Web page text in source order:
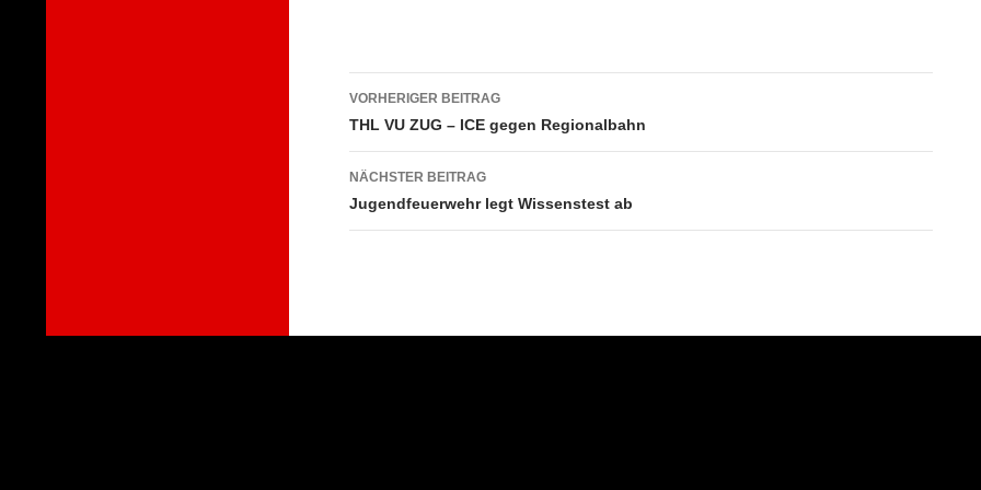
Beitragsnavigation
VORHERIGER BEITRAG
THL VU ZUG – ICE gegen Regionalbahn
NÄCHSTER BEITRAG
Jugendfeuerwehr legt Wissenstest ab